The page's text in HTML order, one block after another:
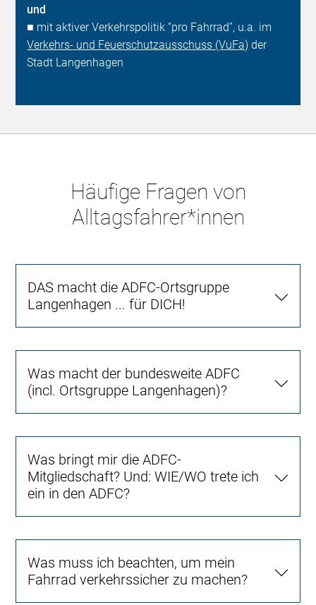
und
■ mit aktiver Verkehrspolitik “pro Fahrrad”, u.a. im
Verkehrs- und Feuerschutzausschuss (VuFa) der
Stadt Langenhagen
Häufige Fragen von
Alltagsfahrer*innen
DAS macht die ADFC-Ortsgruppe
Langenhagen ... für DICH!
Was macht der bundesweite ADFC
(incl. Ortsgruppe Langenhagen)?
Was bringt mir die ADFC-
Mitgliedschaft? Und: WIE/WO trete ich
ein in den ADFC?
Was muss ich beachten, um mein
Fahrrad verkehrssicher zu machen?